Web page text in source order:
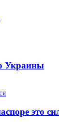
Украины
это